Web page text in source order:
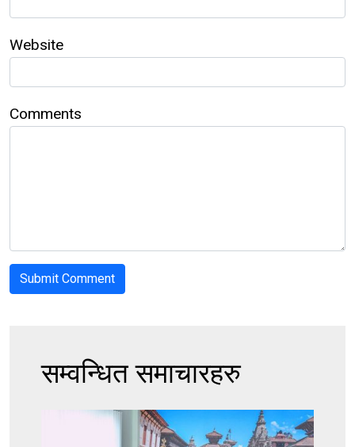
Website
Comments
सम्वन्धित समाचारहरु